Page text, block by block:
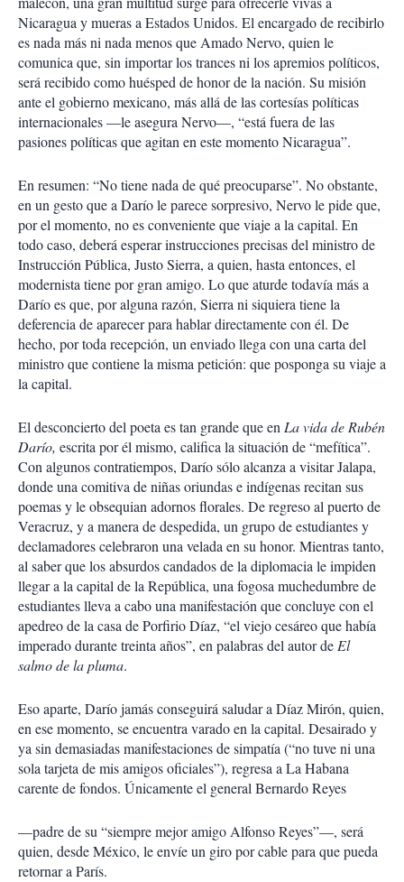
Nicaragua y mueras a Estados Unidos. El encargado de recibirlo
es nada más ni nada menos que Amado Nervo, quien le
comunica que, sin importar los trances ni los apremios políticos,
será recibido como huésped de honor de la nación. Su misión
ante el gobierno mexicano, más allá de las cortesías políticas
internacionales —le asegura Nervo—, “está fuera de las
pasiones políticas que agitan en este momento Nicaragua”.
En resumen: “No tiene nada de qué preocuparse”. No obstante,
en un gesto que a Darío le parece sorpresivo, Nervo le pide que,
por el momento, no es conveniente que viaje a la capital. En
todo caso, deberá esperar instrucciones precisas del ministro de
Instrucción Pública, Justo Sierra, a quien, hasta entonces, el
modernista tiene por gran amigo. Lo que aturde todavía más a
Darío es que, por alguna razón, Sierra ni siquiera tiene la
deferencia de aparecer para hablar directamente con él. De
hecho, por toda recepción, un enviado llega con una carta del
ministro que contiene la misma petición: que posponga su viaje a
la capital.
El desconcierto del poeta es tan grande que enLa vida de Rubén
Darío, escrita por él mismo, califica la situación de “mefítica”.
Con algunos contratiempos, Darío sólo alcanza a visitar Jalapa,
donde una comitiva de niñas oriundas e indígenas recitan sus
poemas y le obsequian adornos florales. De regreso al puerto de
Veracruz, y a manera de despedida, un grupo de estudiantes y
declamadores celebraron una velada en su honor. Mientras tanto,
al saber que los absurdos candados de la diplomacia le impiden
llegar a la capital de la República, una fogosa muchedumbre de
estudiantes lleva a cabo una manifestación que concluye con el
apedreo de la casa de Porfirio Díaz, “el viejo cesáreo que había
imperado durante treinta años”, en palabras del autor deEl
salmo de la pluma.
Eso aparte, Darío jamás conseguirá saludar a Díaz Mirón, quien,
en ese momento, se encuentra varado en la capital. Desairado y
ya sin demasiadas manifestaciones de simpatía (“no tuve ni una
sola tarjeta de mis amigos oficiales”), regresa a La Habana
carente de fondos. Únicamente el general Bernardo Reyes
—padre de su “siempre mejor amigo Alfonso Reyes”—, será
quien, desde México, le envíe un giro por cable para que pueda
retornar a París.